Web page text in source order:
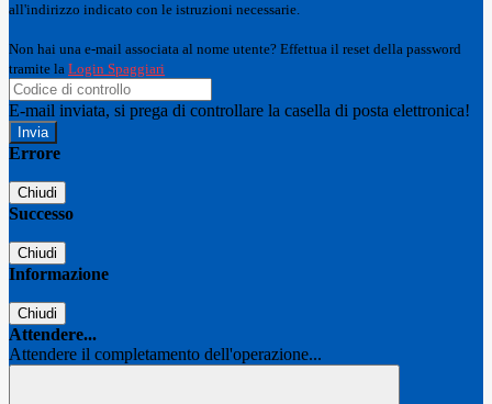
all'indirizzo indicato con le istruzioni necessarie.
Non hai una e-mail associata al nome utente? Effettua il reset della password
tramite la Login Spaggiari
E-mail inviata, si prega di controllare la casella di posta elettronica!
Errore
Chiudi
Successo
Chiudi
Informazione
Chiudi
Attendere...
Attendere il completamento dell'operazione...